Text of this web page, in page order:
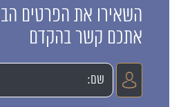
השאירו את הפרטים
אתכם קשר בהקדם